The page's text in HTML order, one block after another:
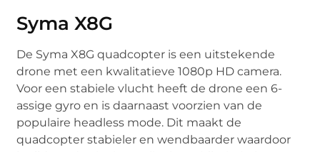
Syma X8G
De Syma X8G quadcopter is een uitstekende
drone met een kwalitatieve 1080p HD camera.
Voor een stabiele vlucht heeft de drone een 6-
assige gyro en is daarnaast voorzien van de
populaire headless mode. Dit maakt de
quadcopter stabieler en wendbaarder waardoor